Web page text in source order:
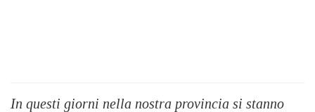
In questi giorni nella nostra provincia si stanno